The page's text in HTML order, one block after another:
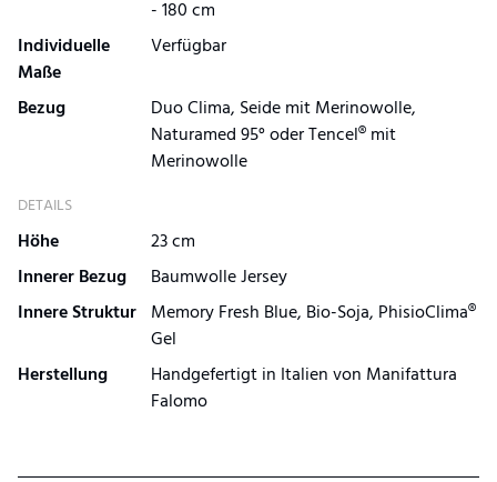
- 180 cm
Individuelle
Maße
Verfügbar
Bezug
Duo Clima, Seide mit Merinowolle,
Naturamed 95° oder Tencel® mit
Merinowolle
DETAILS
Höhe
23 cm
Innerer Bezug
Baumwolle Jersey
Innere Struktur Memory Fresh Blue, Bio-Soja, PhisioClima®
Gel
Herstellung
Handgefertigt in Italien von Manifattura
Falomo